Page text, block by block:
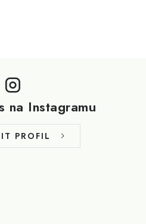
na Instagramu
PROFIL